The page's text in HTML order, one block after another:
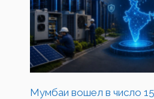
Мумбаи вошел в число